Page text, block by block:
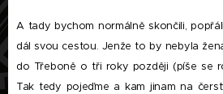
A tady bychom normálně skončili,
dál svou cestou. Jenže to by nebyla
do Třeboně o tři roky později (píše se
Tak tedy pojeďme a kam jinam na